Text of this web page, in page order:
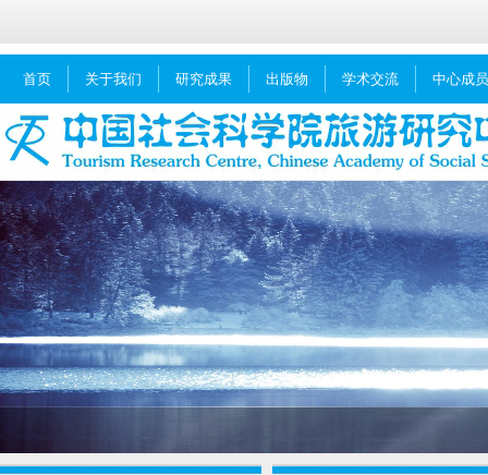
首页 关于我们 研究成果 出版物 学术交流 中心成员